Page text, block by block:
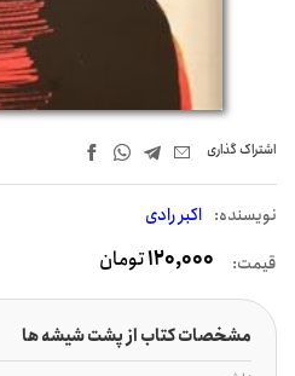
اشتراک‌ گذاری
نويسنده: اکبر رادی
قیمت: 120,000تومان
مشخصات کتاب از پشت شیشه ها